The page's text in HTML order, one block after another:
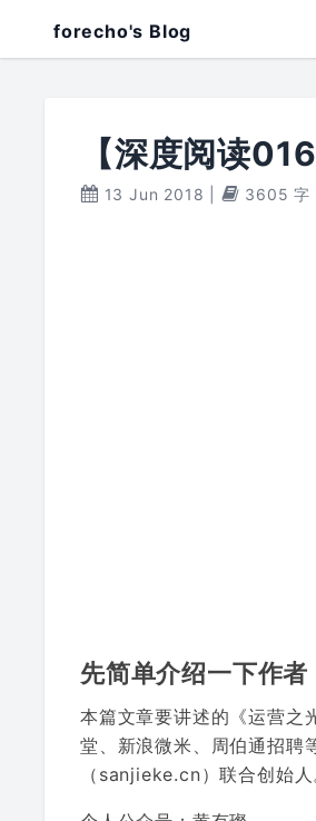
forecho's Blog
【深度阅读
13 Jun 2018 3605 字
先简单介绍一下作者
本篇文章要讲述的《运营
堂、新浪微米、周伯通招聘
（sanjieke.cn）联合创始人